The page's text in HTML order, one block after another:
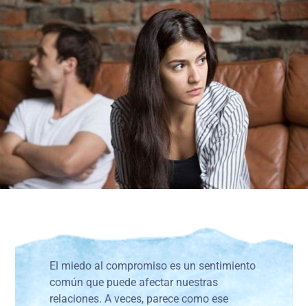
El miedo al compromiso es un sentimiento
común que puede afectar nuestras
relaciones. A veces, parece como ese